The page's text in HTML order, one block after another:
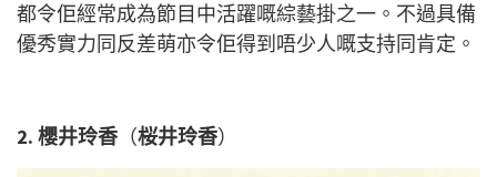
都令佢經常成為節目中活躍嘅綜藝掛之一。不過具備
優秀實力同反差萌亦令佢得到唔少人嘅支持同肯定。
2. 櫻井玲香 （桜井玲香）